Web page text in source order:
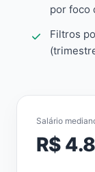
por foco
Filtros
Salário
R$